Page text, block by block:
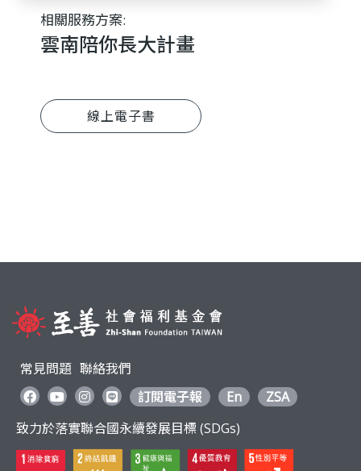
相關服務方案:
雲南陪你長大計畫
線上電子書
常見問題 聯絡我們
訂閱電子報
En
ZSA
致力於落實聯合國永續發展目標 (SDGs)